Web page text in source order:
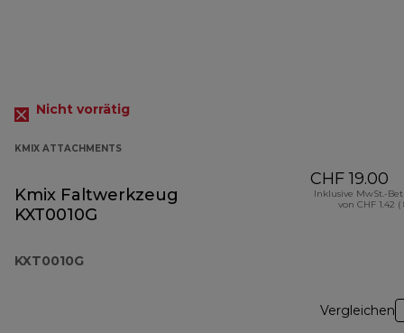
Nicht vorrätig
KMIX ATTACHMENTS
Kmix Faltwerkzeug
KXT0010G
KXT0010G
CHF 19.00
Inklusive MwSt.-
von CHF 1.42 (
Vergleichen